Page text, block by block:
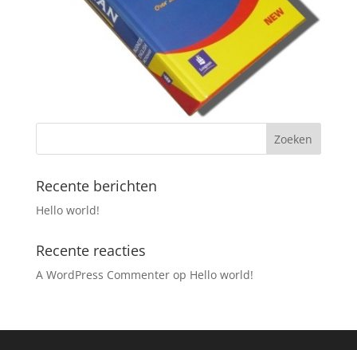
Recente berichten
Hello world!
Recente reacties
A WordPress Commenterop Hello world!